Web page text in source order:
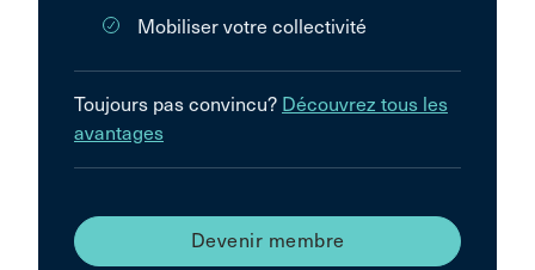
Mobiliser votre collectivité
Toujours pas convincu? Découvrez tous les
avantages
Devenir membre